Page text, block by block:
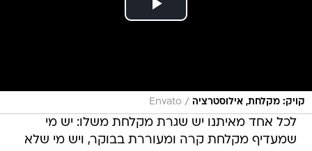
קויק: מקלחת, אילוסטרציה /
Envato
לכל אחד מאיתנו יש שגרת מקלחת משלו: יש מי
שמעדיף מקלחת קרה ומעוררת בבוקר, ויש מי שלא